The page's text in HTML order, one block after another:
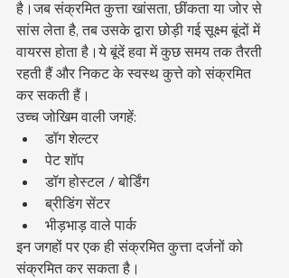
है।जब संक्रमित कुत्ता खांसता, छींकता या जोर से
सांस लेता है, तब उसके द्वारा छोड़ी गई सूक्ष्म बूंदों में
वायरस होता है।ये बूंदें हवा में कुछ समय तक तैरती
रहती हैं और निकट के स्वस्थ कुत्ते को संक्रमित
कर सकती हैं।
उच्च जोखिम वाली जगहें:
डॉग शेल्टर
पेट शॉप
डॉग होस्टल / बोर्डिंग
ब्रीडिंग सेंटर
भीड़भाड़ वाले पार्क
इन जगहों पर एक ही संक्रमित कुत्ता दर्जनों को
संक्रमित कर सकता है।